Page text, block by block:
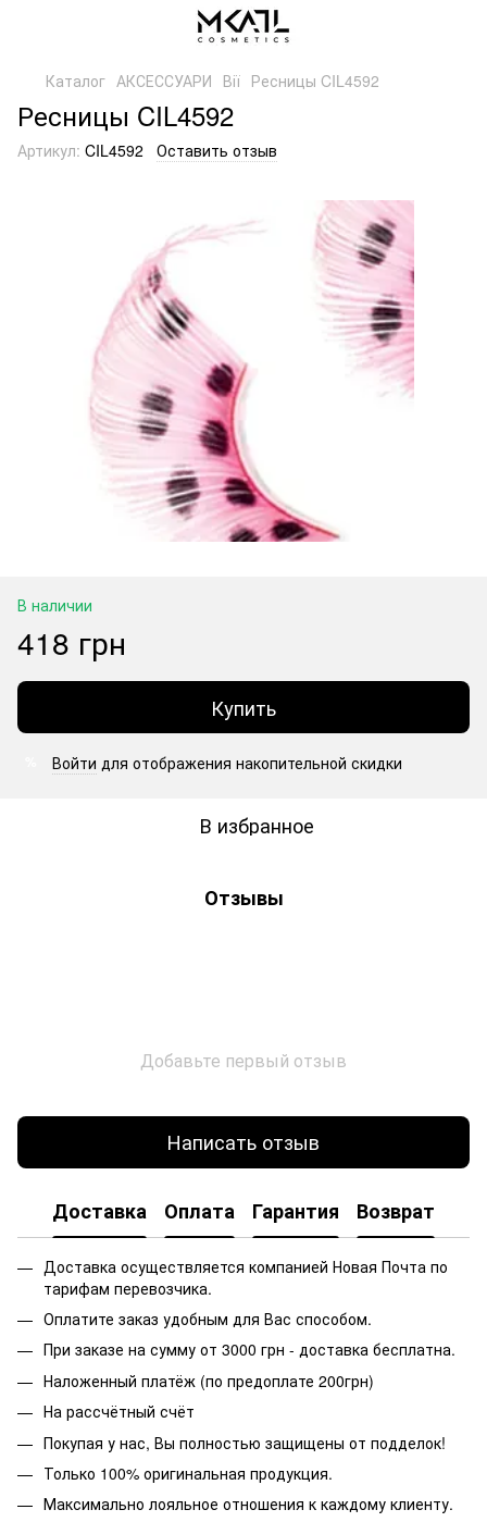
Каталог АКСЕССУАРИ Вії Ресницы CIL4592
Ресницы CIL4592
Артикул: CIL4592 Оставить отзыв
В наличии
418 грн
Купить
Войти для отображения накопительной скидки
В избранное
Отзывы
Добавьте первый отзыв
Написать отзыв
Доставка Оплата Гарантия Возврат
Доставка осуществляется компанией Новая Почта по
тарифам перевозчика.
Оплатите заказ удобным для Вас способом.
При заказе на сумму от 3000 грн - доставка бесплатна.
Наложенный платёж (по предоплате 200грн)
На рассчётный счёт
Покупая у нас, Вы полностью защищены от подделок!
Только 100% оригинальная продукция.
Максимально лояльное отношения к каждому клиенту.